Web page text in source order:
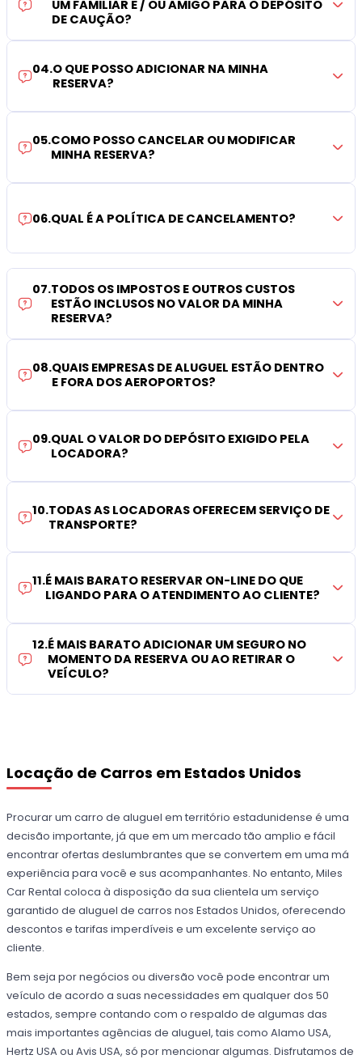
UM FAMILIAR E / OU AMIGO PARA O DEPÓSITO
DE CAUÇÃO?
04.O QUE POSSO ADICIONAR NA MINHA
RESERVA?
05.COMO POSSO CANCELAR OU MODIFICAR
MINHA RESERVA?
06.QUAL É A POLÍTICA DE CANCELAMENTO?
07.TODOS OS IMPOSTOS E OUTROS CUSTOS
ESTÃO INCLUSOS NO VALOR DA MINHA
RESERVA?
08.QUAIS EMPRESAS DE ALUGUEL ESTÃO DENTRO
E FORA DOS AEROPORTOS?
09.QUAL O VALOR DO DEPÓSITO EXIGIDO PELA
LOCADORA?
10.TODAS AS LOCADORAS OFERECEM SERVIÇO DE
TRANSPORTE?
11.É MAIS BARATO RESERVAR ON-LINE DO QUE
LIGANDO PARA O ATENDIMENTO AO CLIENTE?
12.É MAIS BARATO ADICIONAR UM SEGURO NO
MOMENTO DA RESERVA OU AO RETIRAR O
VEÍCULO?
Locação de Carros em Estados Unidos
Procurar um carro de aluguel em território estadunidense é uma
decisão importante, já que em um mercado tão amplio e fácil
encontrar ofertas deslumbrantes que se convertem em uma má
experiência para você e sus acompanhantes. No entanto, Miles
Car Rental coloca à disposição da sua clientela um serviço
garantido de aluguel de carros nos Estados Unidos, oferecendo
descontos e tarifas imperdíveis e um excelente serviço ao
cliente.
Bem seja por negócios ou diversão você pode encontrar um
veículo de acordo a suas necessidades em qualquer dos 50
estados, sempre contando com o respaldo de algumas das
mais importantes agências de aluguel, tais como Alamo USA,
Hertz USA ou Avis USA, só por mencionar algumas. Disfrutamos de